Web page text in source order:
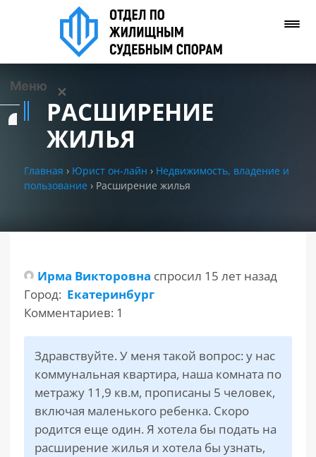
Меню ✕
О нас
Позвонить нам
РАЗДЕЛЫ
САЙТА
РАСШИРЕНИЕ
ЖИЛЬЯ
Главная › Юрист он-лайн › Недвижимость, владение и
пользование › Расширение жилья
Ирма Викторовна спросил 15 лет назад
Город: Екатеринбург
Комментариев: 1
Здравствуйте. У меня такой вопрос: у нас
коммунальная квартира, наша комната по
метражу 11,9 кв.м, прописаны 5 человек,
включая маленького ребенка. Скоро
родится еще один. Я хотела бы подать на
расширение жилья и хотела бы узнать,